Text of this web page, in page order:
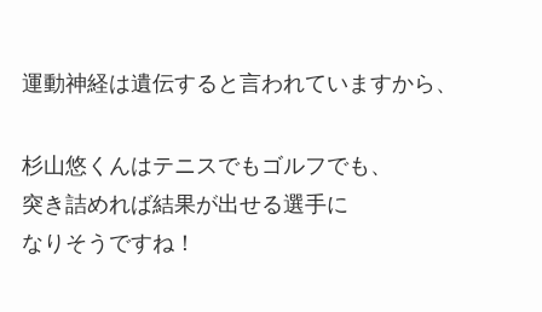
運動神経は遺伝すると言われていますから、
杉山悠くんはテニスでもゴルフでも、
突き詰めれば結果が出せる選手に
なりそうですね！